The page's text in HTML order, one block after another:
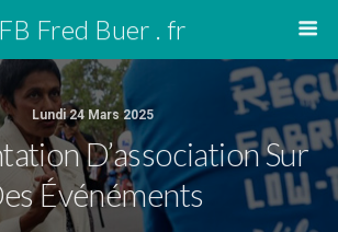
FB Fred Buer . fr
Lundi 24 Mars 2025
D’association Sur
Événéments